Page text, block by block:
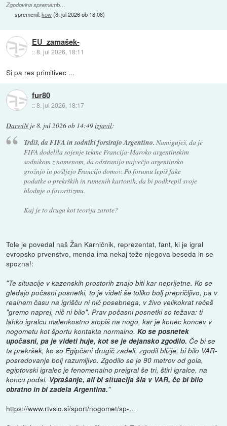
Zgodovina sprememb…
spremenil:kow(8. jul 2026 ob 18:08)
EU_zamašek-
::8. jul 2026, 18:11
Si pa res primitivec ...
fur80
::8. jul 2026, 18:17
DarwiNje8. jul 2026 ob 14:49izjavil:
Trdiš, da FIFA in sodniki forsirajo Argentino. Namiguješ, da je
FIFA dodelila sojenje tekme Francija-Maroko argentinskim
sodnikom z namenom, da odstranijo največjo argentinsko
grožnjo in pošljejo Francijo domov. Po forumu lepiš fake
podatke o prekrških in rumenih kartonih, da bi podkrepil svoje
blodnje o favoritizmu.
Kaj je to druga kot teorija zarote?
Tole je povedal naš Žan Karničnik, reprezentat, fant, ki je igral
evropsko prvenstvo, menda ima nekaj teže njegova beseda in se
spozna!:
"Te situacije v kazenskih prostorih znajo biti kar neprijetne. Ko se
gledajo počasni posnetki, to je videti še toliko bolj prepričljivo, pa v
realnem času na igrišču ni nič posebnega, v živo velikokrat rečeš
"gremo naprej, nič ni bilo". Prav počasni posnetki so težava: ti
lahko igralcu malenkostno stopiš na nogo, kar je konec koncev v
nogometu kot športu kontakta normalno.Ko se posnetek
upočasni, pa je videti huje, kot se je dejansko zgodilo. Če bi se
ta prekršek, ko so Egipčani drugič zadeli, zgodil bližje, bi bilo VAR-
posredovanje bolj razumljivo. Zgodilo se je 90 metrov od gola,
egiptovski igralec je fenomenalno preigral še tri, štiri igralce, na
koncu podal. Vprašanje, ali bi situacija šla v VAR, če bi bilo
obratno in bi zadela Argentina."
https://www.rtvslo.si/sport/nogomet/sp-...